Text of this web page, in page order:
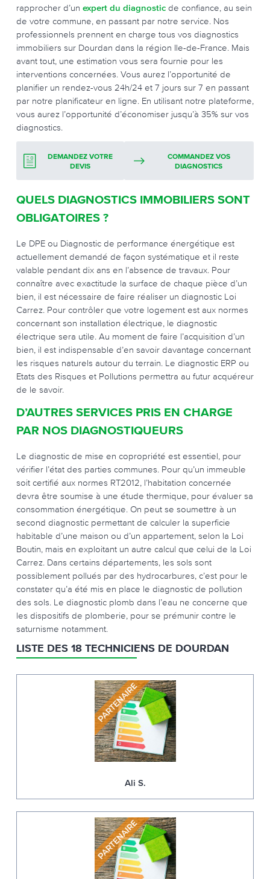
rapprocher d’un expert du diagnostic de confiance, au sein
de votre commune, en passant par notre service. Nos
professionnels prennent en charge tous vos diagnostics
immobiliers sur Dourdan dans la région Ile-de-France. Mais
avant tout, une estimation vous sera fournie pour les
interventions concernées. Vous aurez l’opportunité de
planifier un rendez-vous 24h/24 et 7 jours sur 7 en passant
par notre planificateur en ligne. En utilisant notre plateforme,
vous aurez l’opportunité d’économiser jusqu’à 35% sur vos
diagnostics.
DEMANDEZ VOTRE
DEVIS
COMMANDEZ VOS
DIAGNOSTICS
QUELS DIAGNOSTICS IMMOBILIERS SONT
OBLIGATOIRES ?
Le DPE ou Diagnostic de performance énergétique est
actuellement demandé de façon systématique et il reste
valable pendant dix ans en l’absence de travaux. Pour
connaître avec exactitude la surface de chaque pièce d’un
bien, il est nécessaire de faire réaliser un diagnostic Loi
Carrez. Pour contrôler que votre logement est aux normes
concernant son installation électrique, le diagnostic
électrique sera utile. Au moment de faire l’acquisition d’un
bien, il est indispensable d’en savoir davantage concernant
les risques naturels autour du terrain. Le diagnostic ERP ou
Etats des Risques et Pollutions permettra au futur acquéreur
de le savoir.
D’AUTRES SERVICES PRIS EN CHARGE
PAR NOS DIAGNOSTIQUEURS
Le diagnostic de mise en copropriété est essentiel, pour
vérifier l’état des parties communes. Pour qu’un immeuble
soit certifié aux normes RT2012, l’habitation concernée
devra être soumise à une étude thermique, pour évaluer sa
consommation énergétique. On peut se soumettre à un
second diagnostic permettant de calculer la superficie
habitable d’une maison ou d’un appartement, selon la Loi
Boutin, mais en exploitant un autre calcul que celui de la Loi
Carrez. Dans certains départements, les sols sont
possiblement pollués par des hydrocarbures, c’est pour le
constater qu’a été mis en place le diagnostic de pollution
des sols. Le diagnostic plomb dans l’eau ne concerne que
les dispositifs de plomberie, pour se prémunir contre le
saturnisme notamment.
LISTE DES 18 TECHNICIENS DE DOURDAN
Ali S.